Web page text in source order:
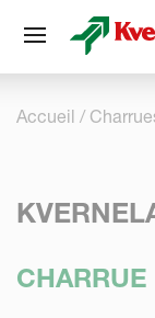
Accueil
Panneau de